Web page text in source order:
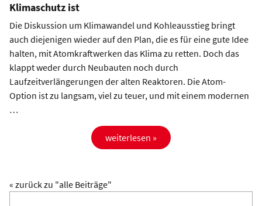
Klimaschutz ist
Die Diskussion um Klimawandel und Kohleausstieg bringt
auch diejenigen wieder auf den Plan, die es für eine gute Idee
halten, mit Atomkraftwerken das Klima zu retten. Doch das
klappt weder durch Neubauten noch durch
Laufzeitverlängerungen der alten Reaktoren. Die Atom-
Option ist zu langsam, viel zu teuer, und mit einem modernen
…
weiterlesen »
« zurück zu "alle Beiträge"